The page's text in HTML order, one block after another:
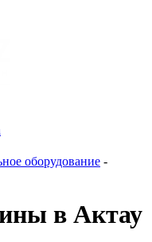
оборудование -
в Актау